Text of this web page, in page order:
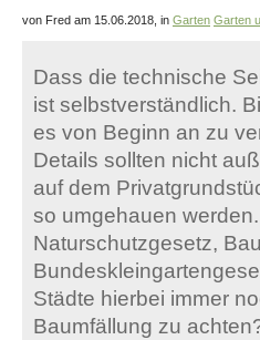
von Fred am 15.06.2018, in Garten Garten
Dass die technische
ist selbstverständlich.
es von Beginn an zu
Details sollten nicht
auf dem
so umgehauen
Naturschutzgesetz,
Städte hierbei immer
Baumfällung zu